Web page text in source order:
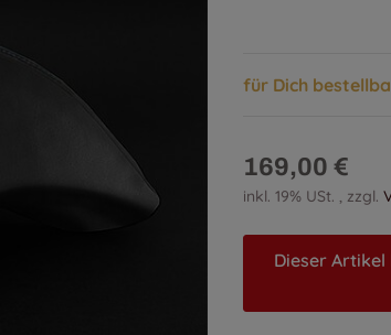
für Dich
169,00 €
inkl. 19% USt. , zzgl.
Dieser